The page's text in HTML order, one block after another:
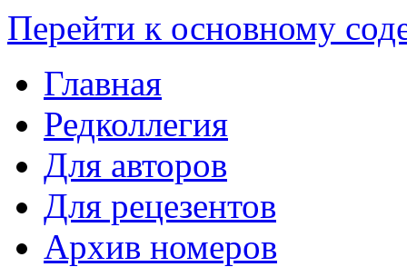
Перейти к основному
Главная
Редколлегия
Для авторов
Для рецезентов
Архив номеров